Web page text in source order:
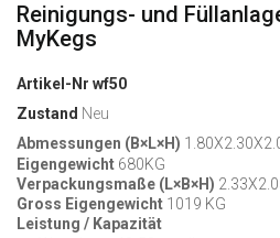
Reinigungs- und
MyKegs
Artikel-Nr wf50
Zustand Neu
Abmessungen (B×L×H)
Eigengewicht 680KG
Verpackungsmaße (L×B×H)
Gross Eigengewicht 1019 KG
Leistung / Kapazität